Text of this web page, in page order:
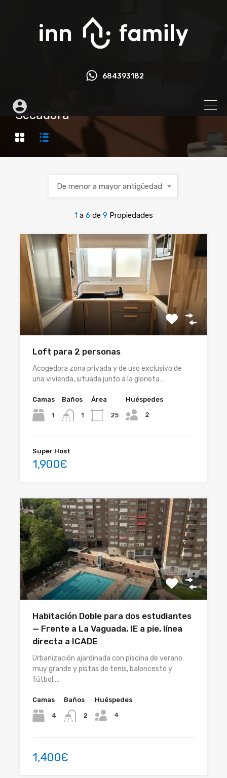
684393182
Secadora
1 a 6 de 9 Propiedades
De menor a mayor antigüedad
Loft para 2 personas
Acogedora zona privada y de uso exclusivo de
una vivienda, situada junto a la glorieta…
Camas
1
Baños
1
Área
25
Huéspedes
2
Super Host
1,900Є
Habitación Doble para dos estudiantes
— Frente a La Vaguada, IE a pie, línea
directa a ICADE
Urbanización ajardinada con piscina de verano
muy grande y pistas de tenis, baloncesto y
fútbol.…
Camas
4
Baños
2
Huéspedes
4
1,400Є